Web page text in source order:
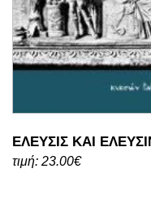
ΕΛΕΥΣΙΣ ΚΑΙ
τιμή: 23.00€